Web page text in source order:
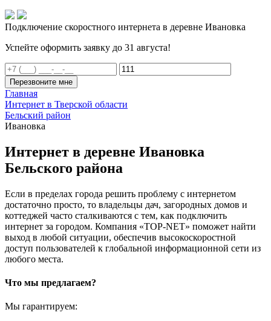
Подключение скоростного интернета в деревне Ивановка
Успейте оформить заявку до 31 августа!
Перезвоните мне
Главная
Интернет в Тверской области
Бельский район
Ивановка
Интернет в деревне Ивановка
Бельского района
Если в пределах города решить проблему с интернетом
достаточно просто, то владельцы дач, загородных домов и
коттеджей часто сталкиваются с тем, как подключить
интернет за городом. Компания «TOP-NET» поможет найти
выход в любой ситуации, обеспечив высокоскоростной
доступ пользователей к глобальной информационной сети из
любого места.
Что мы предлагаем?
Мы гарантируем: